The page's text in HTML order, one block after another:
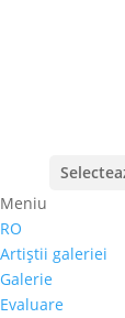
Meniu
RO
Artiştii galeriei
Galerie
Evaluare
Prima
600,00